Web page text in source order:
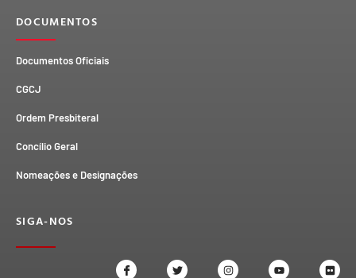
DOCUMENTOS
Documentos Oficiais
CGCJ
Ordem Presbiteral
Concílio Geral
Nomeações e Designações
SIGA-NOS